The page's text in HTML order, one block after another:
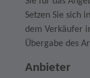
Setzen Sie sich
dem Verkäufer
Übergabe des
Anbieter